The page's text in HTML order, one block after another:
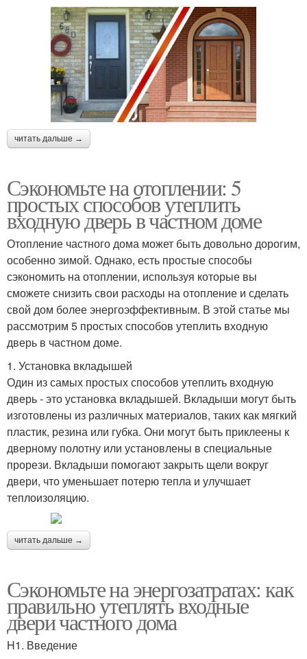
читать дальше →
Сэкономьте на отоплении: 5
простых способов утеплить
входную дверь в частном доме
Отопление частного дома может быть довольно дорогим,
особенно зимой. Однако, есть простые способы
сэкономить на отоплении, используя которые вы
сможете снизить свои расходы на отопление и сделать
свой дом более энергоэффективным. В этой статье мы
рассмотрим 5 простых способов утеплить входную
дверь в частном доме.
1. Установка вкладышей
Один из самых простых способов утеплить входную
дверь - это установка вкладышей. Вкладыши могут быть
изготовлены из различных материалов, таких как мягкий
пластик, резина или губка. Они могут быть приклеены к
дверному полотну или установлены в специальные
прорези. Вкладыши помогают закрыть щели вокруг
двери, что уменьшает потерю тепла и улучшает
теплоизоляцию.
читать дальше →
Сэкономьте на энергозатратах: как
правильно утеплять входные
двери частного дома
H1. Введение